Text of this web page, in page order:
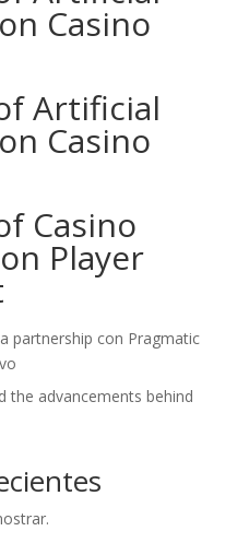
Casino
Artificial
Casino
Casino
Player
partnership con Pragmatic
the advancements behind